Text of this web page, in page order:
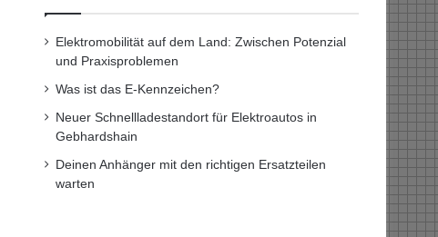
Elektromobilität auf dem Land: Zwischen Potenzial
und Praxisproblemen
Was ist das E-Kennzeichen?
Neuer Schnellladestandort für Elektroautos in
Gebhardshain
Deinen Anhänger mit den richtigen Ersatzteilen
warten